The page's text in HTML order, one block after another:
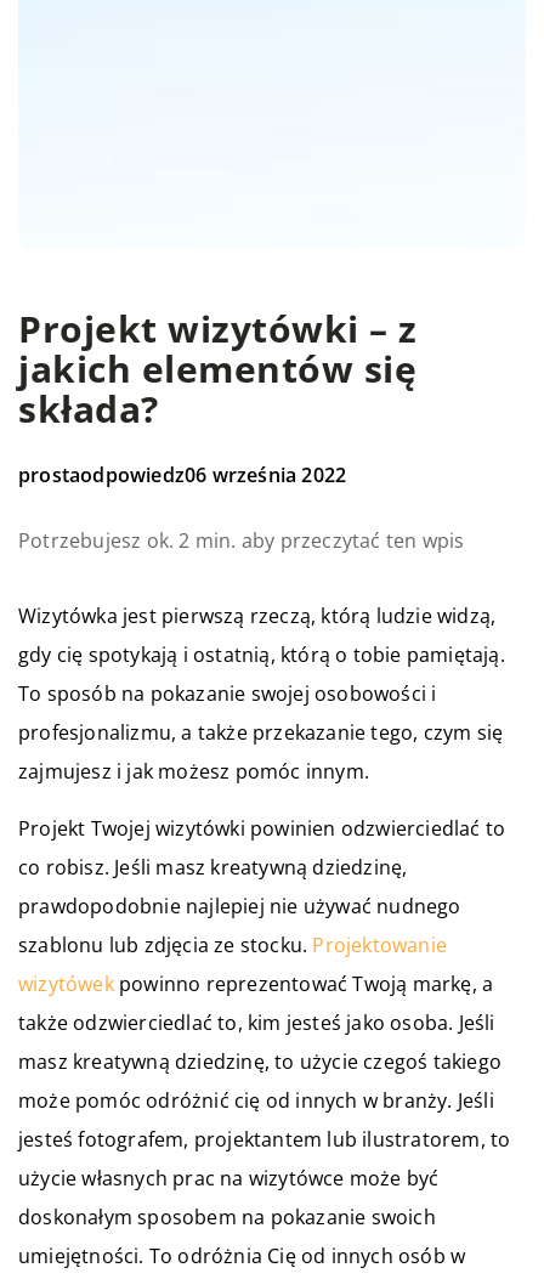
Projekt wizytówki – z
jakich elementów się
składa?
prostaodpowiedz06 września 2022
Potrzebujesz ok. 2 min. aby przeczytać ten wpis
Wizytówka jest pierwszą rzeczą, którą ludzie widzą,
gdy cię spotykają i ostatnią, którą o tobie pamiętają.
To sposób na pokazanie swojej osobowości i
profesjonalizmu, a także przekazanie tego, czym się
zajmujesz i jak możesz pomóc innym.
Projekt Twojej wizytówki powinien odzwierciedlać to
co robisz. Jeśli masz kreatywną dziedzinę,
prawdopodobnie najlepiej nie używać nudnego
szablonu lub zdjęcia ze stocku. Projektowanie
wizytówekpowinno reprezentować Twoją markę, a
także odzwierciedlać to, kim jesteś jako osoba. Jeśli
masz kreatywną dziedzinę, to użycie czegoś takiego
może pomóc odróżnić cię od innych w branży. Jeśli
jesteś fotografem, projektantem lub ilustratorem, to
użycie własnych prac na wizytówce może być
doskonałym sposobem na pokazanie swoich
umiejętności. To odróżnia Cię od innych osób w